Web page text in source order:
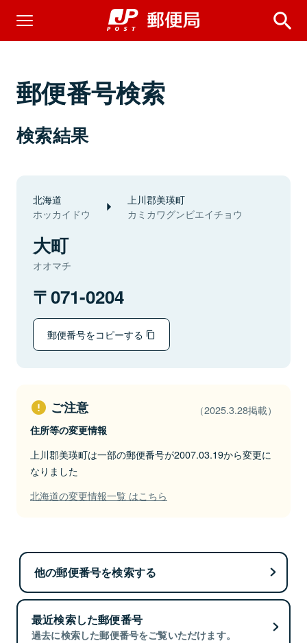
郵便番号検索
検索結果
北海道
ホッカイドウ
上川郡美瑛町
カミカワグンビエイチョウ
大町
オオマチ
071-0204
郵便番号をコピーする
ご注意 （2025.3.28掲載）
住所等の変更情報
上川郡美瑛町は一部の郵便番号が2007.03.19から変更に
なりました
北海道の変更情報一覧 はこちら
他の郵便番号を検索する
最近検索した郵便番号
過去に検索した郵便番号をご覧いただけます。